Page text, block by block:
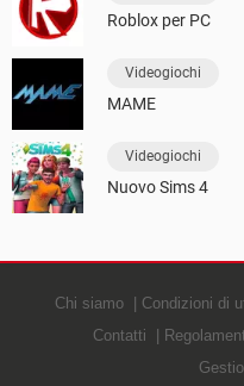
Roblox per PC
Videogiochi
MAME
Videogiochi
Nuovo Sims 4
Chi siamo Condizioni di
Contatti